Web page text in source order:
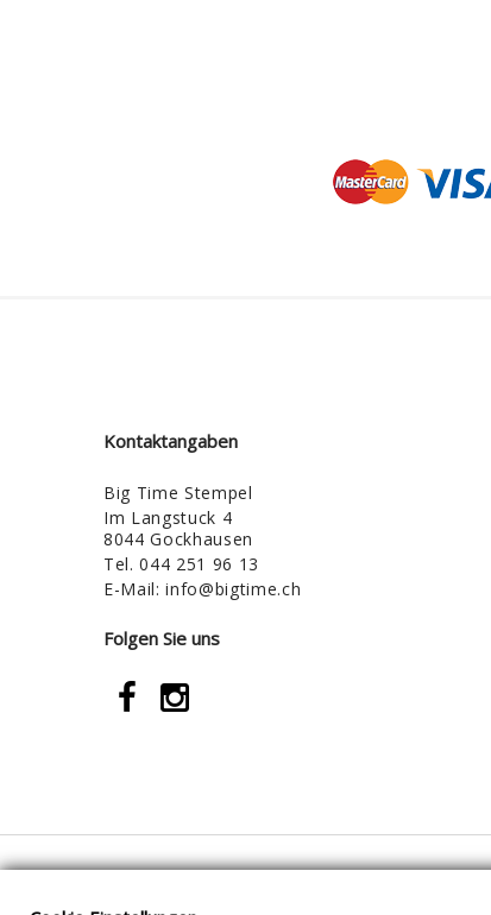
Kontaktangaben
Big Time Stempel
Im Langstuck 4
8044 Gockhausen
Tel.044 251 96 13
E-Mail:info@bigtime.ch
Folgen Sie uns